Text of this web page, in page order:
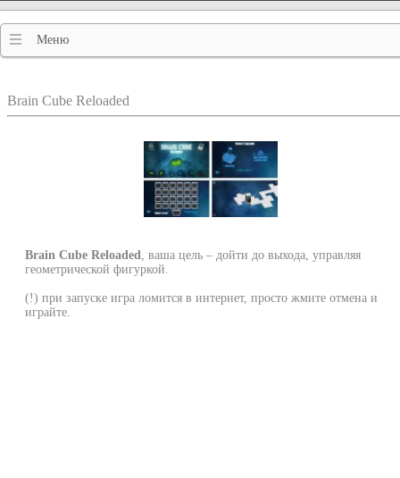
Меню
Brain Cube Reloaded
Brain Cube Reloaded, ваша цель – дойти до выхода, управляя
геометрической фигуркой.
(!) при запуске игра ломится в интернет, просто жмите отмена и
играйте.